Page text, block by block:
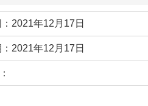
2021年12月17日
2021年12月17日